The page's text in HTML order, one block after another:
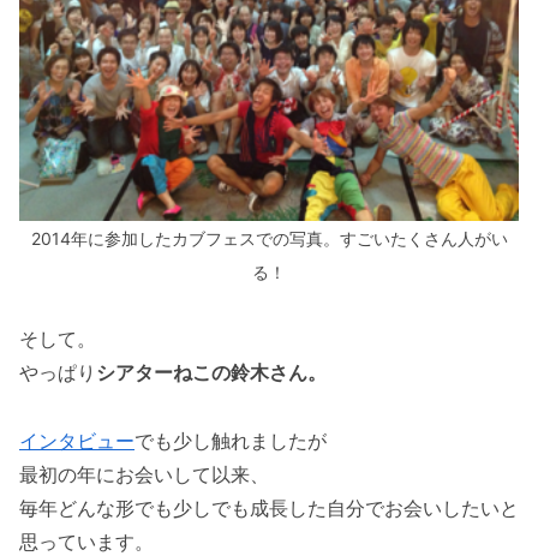
2014年に参加したカブフェスでの写真。すごいたくさん人がい
る！
そして。
やっぱり シアターねこの鈴木さん。
インタビューでも少し触れましたが
最初の年にお会いして以来、
毎年どんな形でも少しでも成長した自分でお会いしたいと
思っています。